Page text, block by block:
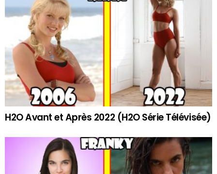
H2O Avant et Après 2022 (H2O Série Télévisée)